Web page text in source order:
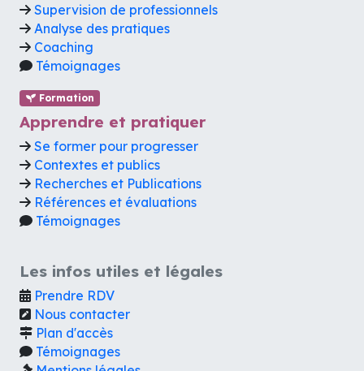
Supervision de professionnels
Analyse des pratiques
Coaching
Témoignages
Formation
Apprendre et pratiquer
Se former pour progresser
Contextes et publics
Recherches et Publications
Références et évaluations
Témoignages
Les infos utiles et légales
Prendre RDV
Nous contacter
Plan d'accès
Témoignages